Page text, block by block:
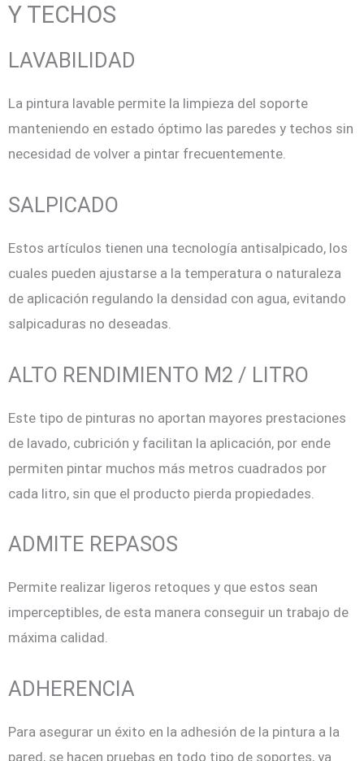
Y TECHOS
LAVABILIDAD
La pintura lavable permite la limpieza del soporte
manteniendo en estado óptimo las paredes y techos sin
necesidad de volver a pintar frecuentemente.
SALPICADO
Estos artículos tienen una tecnología antisalpicado, los
cuales pueden ajustarse a la temperatura o naturaleza
de aplicación regulando la densidad con agua, evitando
salpicaduras no deseadas.
ALTO RENDIMIENTO M2 / LITRO
Este tipo de pinturas no aportan mayores prestaciones
de lavado, cubrición y facilitan la aplicación, por ende
permiten pintar muchos más metros cuadrados por
cada litro, sin que el producto pierda propiedades.
ADMITE REPASOS
Permite realizar ligeros retoques y que estos sean
imperceptibles, de esta manera conseguir un trabajo de
máxima calidad.
ADHERENCIA
Para asegurar un éxito en la adhesión de la pintura a la
pared, se hacen pruebas en todo tipo de soportes, ya